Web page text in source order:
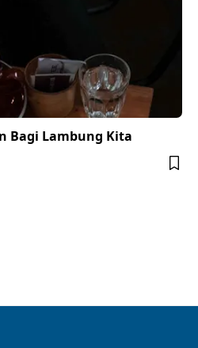
Bagi Lambung Kita